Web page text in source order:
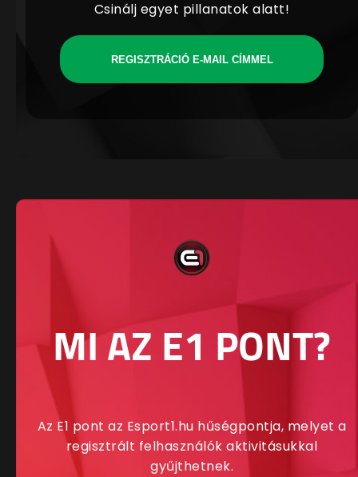
Csinálj egyet pillanatok alatt!
REGISZTRÁCIÓ E-MAIL CÍMMEL
MI AZ E1 PONT?
Az E1 pont az Esport1.hu hűségpontja, melyet a
regisztrált felhasználók aktivitásukkal
gyűjthetnek.